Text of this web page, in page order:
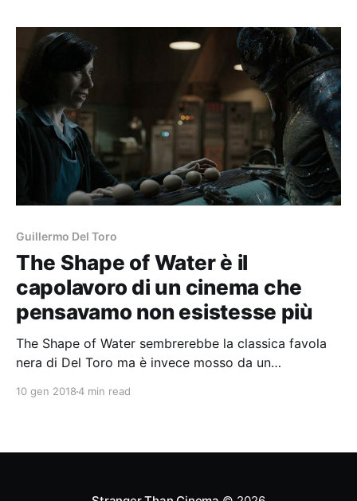
Guillermo Del Toro
The Shape of Water è il
capolavoro di un cinema che
pensavamo non esistesse più
The Shape of Water sembrerebbe la classica favola
nera di Del Toro ma è invece mosso da un
epoca del cinema.
10 gen 20184 min read